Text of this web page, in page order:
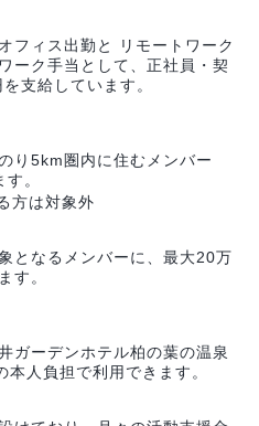
フィス出勤と リモートワーク
ーク手当として、正社員・契
支給しています。
り5km圏内に住むメンバー
。
方は対象外
となるメンバーに、最大20万
す。
ガーデンホテル柏の葉の温泉
人負担で利用できます。